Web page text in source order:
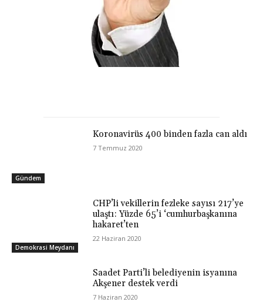
Gündem
Koronavirüs 400 binden fazla can aldı
7 Temmuz 2020
Demokrasi Meydanı
CHP’li vekillerin fezleke sayısı 217’ye
ulaştı: Yüzde 65’i ‘cumhurbaşkanına
hakaret’ten
22 Haziran 2020
Saadet Parti’li belediyenin isyanına
Akşener destek verdi
7 Haziran 2020